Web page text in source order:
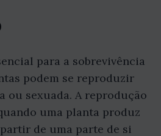
para a sobrevivência
podem se reproduzir
ou sexuada. A reprodução
uma planta produz
de uma parte de si